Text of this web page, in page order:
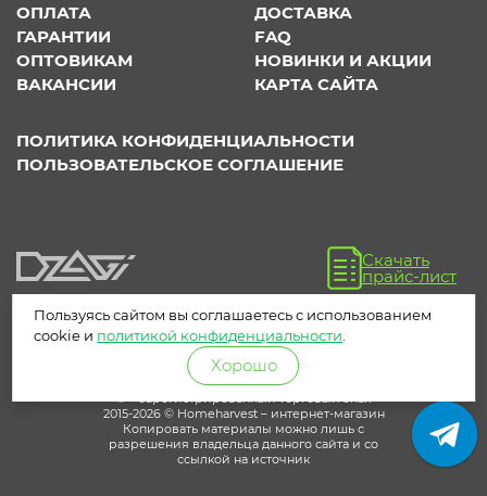
ОПЛАТА
ДОСТАВКА
ГАРАНТИИ
FAQ
ОПТОВИКАМ
НОВИНКИ И АКЦИИ
ВАКАНСИИ
КАРТА САЙТА
ПОЛИТИКА КОНФИДЕНЦИАЛЬНОСТИ
ПОЛЬЗОВАТЕЛЬСКОЕ СОГЛАШЕНИЕ
Скачать
прайс-лист
® – зарегистрированный торговый знак
2015-2026 © Homeharvest – интернет-магазин
Копировать материалы можно лишь с
разрешения владельца данного сайта и со
ссылкой на источник
Пользуясь сайтом вы соглашаетесь с использованием
cookie и политикой конфиденциальности
Хорошо